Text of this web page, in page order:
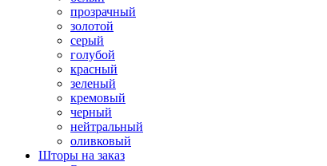
прозрачный
золотой
серый
голубой
красный
зеленый
кремовый
черный
нейтральный
оливковый
Шторы на заказ